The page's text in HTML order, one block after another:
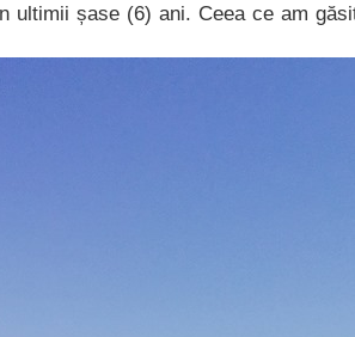
ultimii șase (6) ani. Ceea ce am